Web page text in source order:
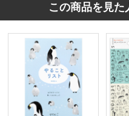
この商品を見